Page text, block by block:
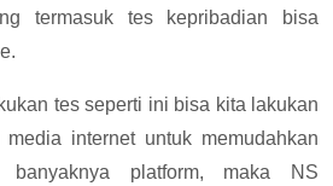
termasuk tes kepribadian bisa
tes seperti ini bisa kita lakukan
internet untuk memudahkan
platform, maka NS